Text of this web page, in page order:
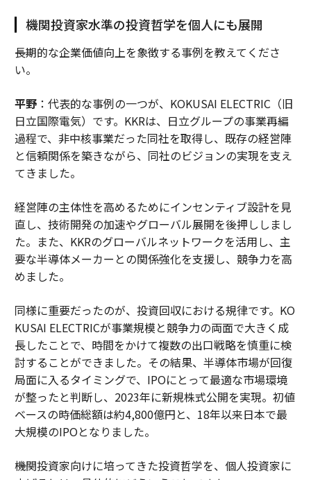
機関投資家水準の投資哲学を個人にも展開
――長期的な企業価値向上を象徴する事例を教えてくださ
い。
平野：代表的な事例の一つが、KOKUSAI ELECTRIC（旧
日立国際電気）です。KKRは、日立グループの事業再編
過程で、非中核事業だった同社を取得し、既存の経営陣
と信頼関係を築きながら、同社のビジョンの実現を支え
てきました。
経営陣の主体性を高めるためにインセンティブ設計を見
直し、技術開発の加速やグローバル展開を後押ししまし
た。また、KKRのグローバルネットワークを活用し、主
要な半導体メーカーとの関係強化を支援し、競争力を高
めました。
同様に重要だったのが、投資回収における規律です。KO
KUSAI ELECTRICが事業規模と競争力の両面で大きく成
長したことで、時間をかけて複数の出口戦略を慎重に検
討することができました。その結果、半導体市場が回復
局面に入るタイミングで、IPOにとって最適な市場環境
が整ったと判断し、2023年に新規株式公開を実現。初値
ベースの時価総額は約4,800億円と、18年以来日本で最
大規模のIPOとなりました。
――機関投資家向けに培ってきた投資哲学を、個人投資家に